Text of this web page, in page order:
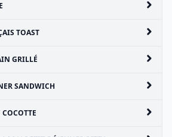
TOAST
GRILLÉ
SANDWICH